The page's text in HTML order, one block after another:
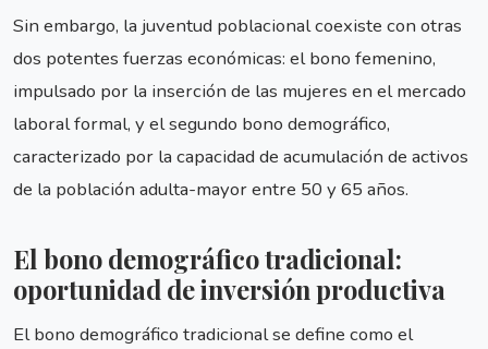
Sin embargo, la juventud poblacional coexiste con otras
dos potentes fuerzas económicas: el bono femenino,
impulsado por la inserción de las mujeres en el mercado
laboral formal, y el segundo bono demográfico,
caracterizado por la capacidad de acumulación de activos
de la población adulta-mayor entre 50 y 65 años.
El bono demográfico tradicional:
oportunidad de inversión productiva
El bono demográfico tradicional se define como el